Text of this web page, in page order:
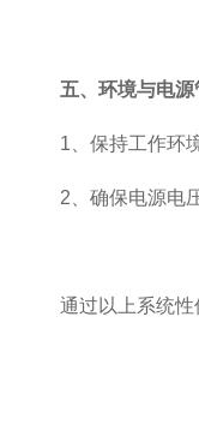
五、环境与电源
1、保持工作环
2、确保电源电
通过以上系统